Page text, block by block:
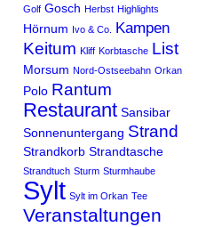
Golf Gosch Herbst Highlights
Hörnum Ivo & Co. Kampen
Keitum Kliff Korbtasche List
Morsum Nord-Ostseebahn Orkan
Polo Rantum
Restaurant Sansibar
Sonnenuntergang Strand
Strandkorb Strandtasche
Strandtuch Sturm Sturmhaube
Sylt Sylt im Orkan Tee
Veranstaltungen